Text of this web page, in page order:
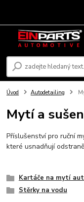
Úvod Autodetailing
Mytí a
Příslušenství pro ruční
které usnadňují
Kartáče na mytí
Stěrky na vodu